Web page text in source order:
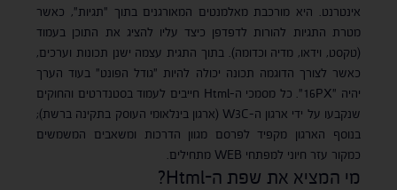
אינטרנט. היא מורכבת מאלמנטים המאורגנים בתוך "תגיות", כאשר
מטרת התגיות להורות לדפדפן כיצד עליו להציג את התוכן בעמוד
(טקסט, וידאו, מדיה וכדומה). בתוך התגית עצמה ישנן תכונות וערכים,
כאשר לצורך הדוגמה תכונה יכולה להיות "גודל הפונט" בעוד הערך
יהיה "16PX". כל מסמכי ה-Html חייבים לעמוד בסטנדרטים והחוקים
שנקבעו על ידי ארגון ה-W3C (ארגון בינלאומי העוסק בתקינה ברשת);
בנוסף הארגון מקפיד לפרסם מגוון הדרכות ומשאבים המשמשים
כמקור עזר חיוני למפתחי WEB מתחילים.
מי המציא את שפת ה-Html?